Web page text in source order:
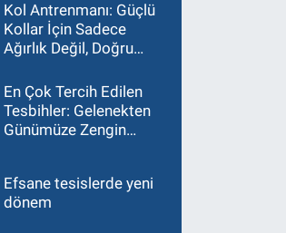
Kol Antrenmanı: Güçlü
Kollar İçin Sadece
Ağırlık Değil, Doğru
En Çok Tercih Edilen
Tesbihler: Gelenekten
Günümüze Zengin
Efsane tesislerde yeni
dönem